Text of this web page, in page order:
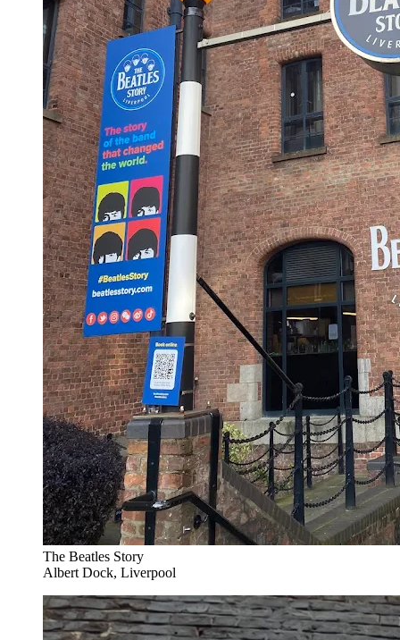
The Beatles Story
Albert Dock, Liverpool